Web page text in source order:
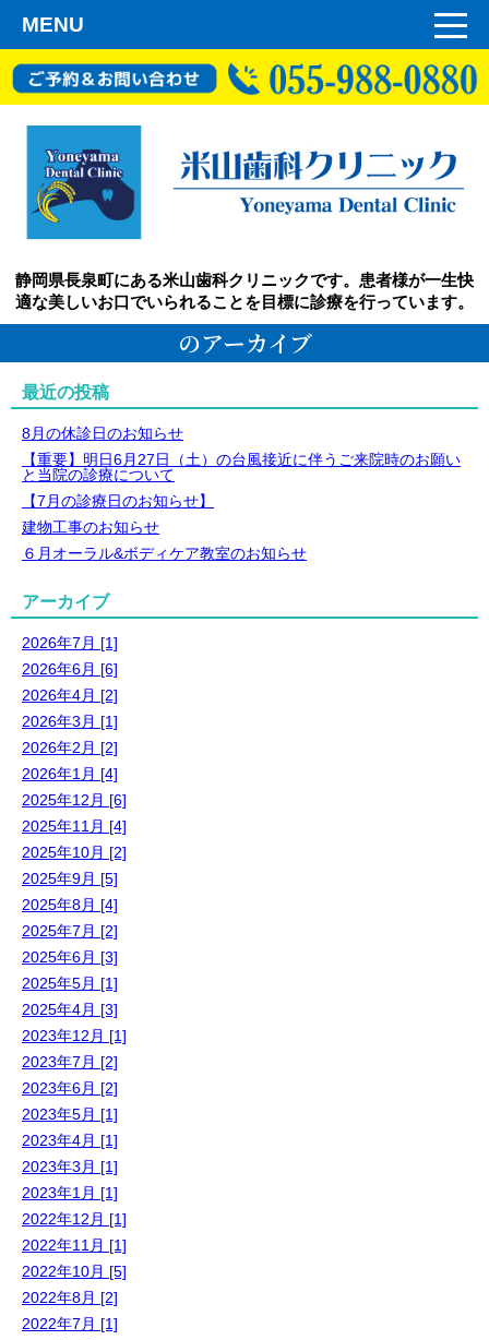
MENU
静岡県長泉町にある米山歯科クリニックです。患者様が一生快
適な美しいお口でいられることを目標に診療を行っています。
のアーカイブ
最近の投稿
8月の休診日のお知らせ
【重要】明日6月27日（土）の台風接近に伴うご来院時のお願い
と当院の診療について
【7月の診療日のお知らせ】
建物工事のお知らせ
６月オーラル&ボディケア教室のお知らせ
アーカイブ
2026年7月 [1]
2026年6月 [6]
2026年4月 [2]
2026年3月 [1]
2026年2月 [2]
2026年1月 [4]
2025年12月 [6]
2025年11月 [4]
2025年10月 [2]
2025年9月 [5]
2025年8月 [4]
2025年7月 [2]
2025年6月 [3]
2025年5月 [1]
2025年4月 [3]
2023年12月 [1]
2023年7月 [2]
2023年6月 [2]
2023年5月 [1]
2023年4月 [1]
2023年3月 [1]
2023年1月 [1]
2022年12月 [1]
2022年11月 [1]
2022年10月 [5]
2022年8月 [2]
2022年7月 [1]